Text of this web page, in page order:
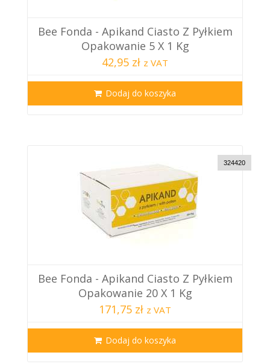
Bee Fonda - Apikand Ciasto Z Pyłkiem
Opakowanie 5 X 1 Kg
42,95 zł z VAT
Dodaj do koszyka
324420
Bee Fonda - Apikand Ciasto Z Pyłkiem
Opakowanie 20 X 1 Kg
171,75 zł z VAT
Dodaj do koszyka